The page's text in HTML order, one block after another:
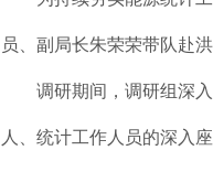
员、副局长朱荣荣带队赴
调研期间，调研组深入
人、统计工作人员的深入